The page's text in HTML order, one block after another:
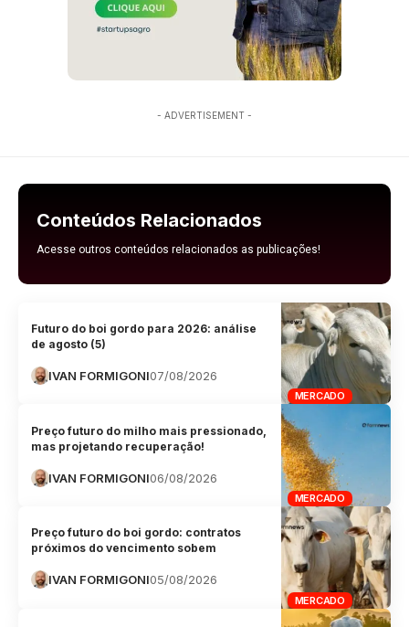
- ADVERTISEMENT -
Conteúdos Relacionados
Acesse outros conteúdos relacionados as publicações!
MERCADO
Futuro do boi gordo para 2026: análise
de agosto (5)
IVAN FORMIGONI07/08/2026
MERCADO
Preço futuro do milho mais pressionado,
mas projetando recuperação!
IVAN FORMIGONI06/08/2026
MERCADO
Preço futuro do boi gordo: contratos
próximos do vencimento sobem
IVAN FORMIGONI05/08/2026